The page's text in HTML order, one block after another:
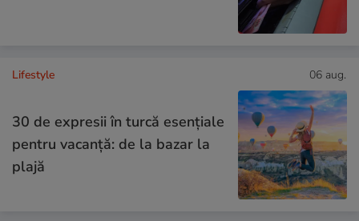
Lifestyle 06 aug.
30 de expresii în turcă esențiale
pentru vacanță: de la bazar la
plajă